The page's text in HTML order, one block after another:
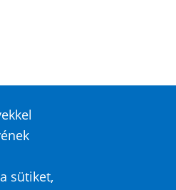
sütiket,